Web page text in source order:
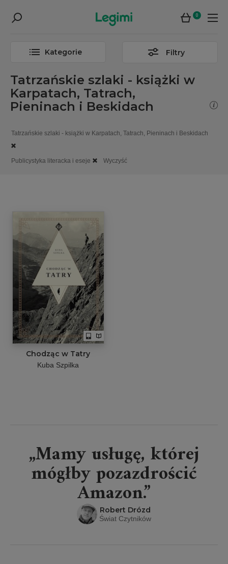
0
Kategorie Filtry
Tatrzańskie szlaki - książki w
Karpatach, Tatrach,
Pieninach i Beskidach
Tatrzańskie szlaki - książki w Karpatach, Tatrach, Pieninach i Beskidach
Publicystyka literacka i eseje Wyczyść
Chodząc w Tatry
Kuba Szpilka
„Mamy usługę, której
mógłby pozazdrościć
Amazon.”
Robert Drózd
Świat Czytników